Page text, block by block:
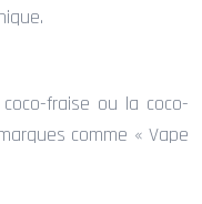
fraise ou la coco-
comme « Vape